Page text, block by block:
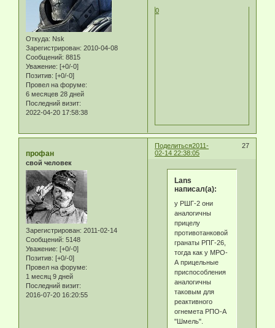
Откуда: Nsk
Зарегистрирован: 2010-04-08
Сообщений: 8815
Уважение: [+0/-0]
Позитив: [+0/-0]
Провел на форуме:
6 месяцев 28 дней
Последний визит:
2022-04-20 17:58:38
0
Поделиться 27
2011-
02-14 22:38:05
профан
свой человек
Зарегистрирован: 2011-02-14
Сообщений: 5148
Уважение: [+0/-0]
Позитив: [+0/-0]
Провел на форуме:
1 месяц 9 дней
Последний визит:
2016-07-20 16:20:55
Lans
написал(а):
у РШГ-2 они
аналогичны
прицелу
противотанковой
гранаты РПГ-26,
тогда как у МРО-
А прицельные
приспособления
аналогичны
таковым для
реактивного
огнемета РПО-А
"Шмель".